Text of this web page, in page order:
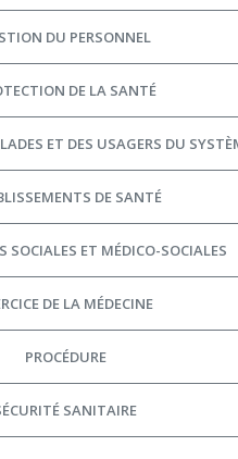
DU PERSONNEL
DE LA SANTÉ
ET DES USAGERS DU
DE SANTÉ
ET MÉDICO-SOCIALES
DE LA MÉDECINE
PROCÉDURE
SANITAIRE